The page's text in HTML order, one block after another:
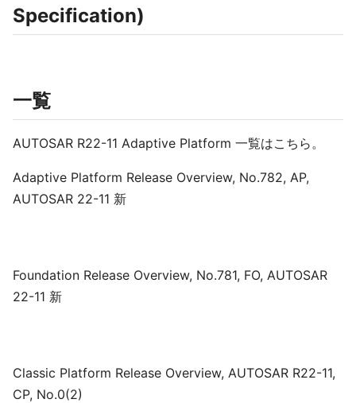
Specification)
一覧
AUTOSAR R22-11 Adaptive Platform 一覧はこちら。
Adaptive Platform Release Overview, No.782, AP,
AUTOSAR 22-11 新
Foundation Release Overview, No.781, FO, AUTOSAR
22-11 新
Classic Platform Release Overview, AUTOSAR R22-11,
CP, No.0(2)